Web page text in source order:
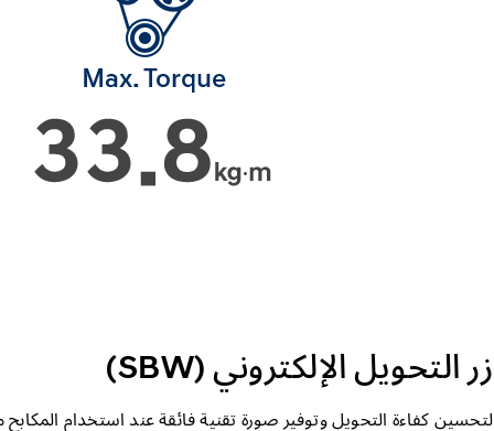
زر التحويل الإلكتروني (SBW)
لتحسين كفاءة التحويل وتوفير صورة تقنية فائقة عند استخدام